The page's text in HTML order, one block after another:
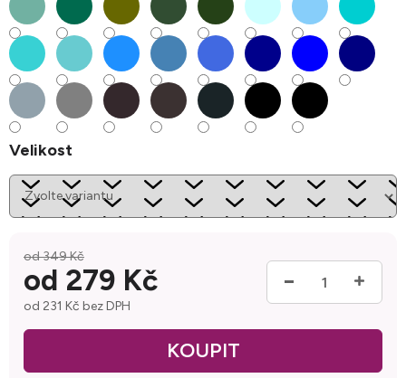
Velikost
od 349 Kč
od 279 Kč
od 231 Kč bez DPH